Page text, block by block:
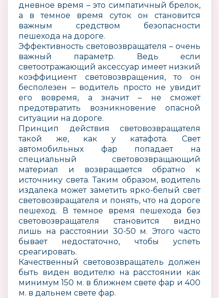
дневное время – это симпатичный брелок,
а в темное время суток он становится
важным средством безопасности
пешехода на дороге.
Эффективность световозвращателя – очень
важный параметр. Ведь если
светоотражающий аксессуар имеет низкий
коэффициент световозвращения, то он
бесполезен – водитель просто не увидит
его вовремя, а значит – не сможет
предотвратить возникновение опасной
ситуации на дороге.
Принцип действия световозвращателя
такой же, как у катафота. Свет
автомобильных фар попадает на
специальный световозвращающий
материал и возвращается обратно к
источнику света. Таким образом, водитель
издалека может заметить ярко-белый свет
световозвращателя и понять, что на дороге
пешеход. В темное время пешехода без
световозвращателя становится видно
лишь на расстоянии 30-50 м. Этого часто
бывает недостаточно, чтобы успеть
среагировать.
Качественный световозвращатель должен
быть виден водителю на расстоянии как
минимум 150 м. в ближнем свете фар и 400
м. в дальнем свете фар.